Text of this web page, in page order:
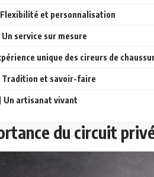
Flexibilité et personnalisation
Un service sur mesure
unique des cireurs de
Tradition et savoir-faire
Un artisanat vivant
du circuit